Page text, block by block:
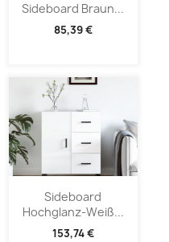
Sideboard Braun...
85,39 €
Sideboard
Hochglanz-Weiß...
153,74 €